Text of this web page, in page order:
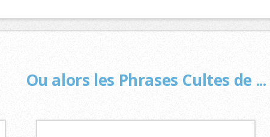
Ou alors les Phrases Cultes de ...